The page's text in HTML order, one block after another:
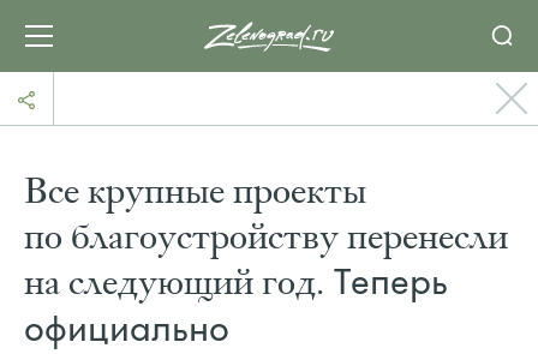
Все крупные проекты
по благоустройству перенесли
на следующий год. Теперь
официально